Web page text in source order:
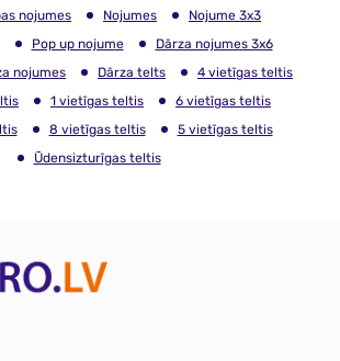
nojumes
Nojumes
Nojume 3x3
Pop up nojume
Dārza nojumes 3x6
nojumes
Dārza telts
4 vietīgas teltis
1 vietīgas teltis
6 vietīgas teltis
8 vietīgas teltis
5 vietīgas teltis
Ūdensizturīgas teltis